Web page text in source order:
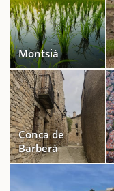
Montsià
Conca de
Barberà